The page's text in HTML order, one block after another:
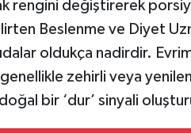
rengini değiştirerek
Beslenme ve Diyet
oldukça nadirdir.
zehirli veya
bir ‘dur’ sinyali